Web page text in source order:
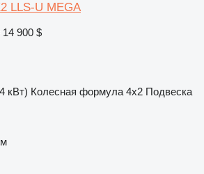
LLS-U MEGA
14 900 $
кВт) Колесная формула 4x2 Подвеска